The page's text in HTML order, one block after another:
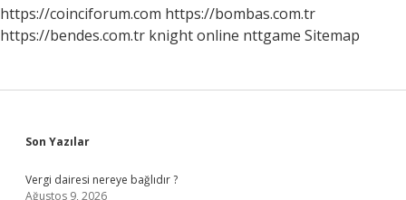
https://coinciforum.com https://bombas.com.tr
https://bendes.com.tr knight online nttgame Sitemap
Sidebar
Son Yazılar
Vergi dairesi nereye bağlıdır ?
Ağustos 9, 2026